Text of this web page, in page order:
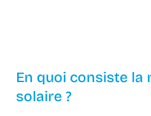
En quoi consiste la
solaire ?